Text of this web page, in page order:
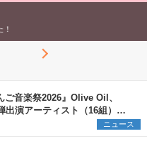
ご音楽祭2026』Olive Oil、
出演アーティスト（16組）を
ニュース